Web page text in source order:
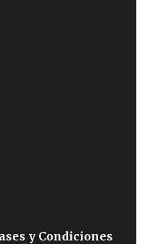
y Condiciones